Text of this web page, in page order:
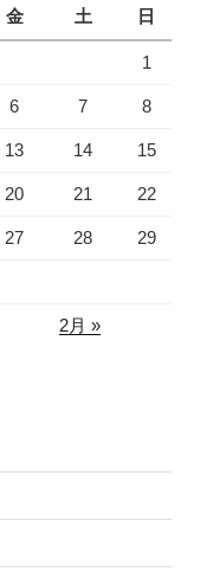
金 土 日
1
6 7 8
13 14 15
20 21 22
27 28 29
2月 »